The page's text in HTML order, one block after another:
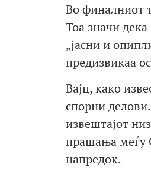
Во финалниот
Тоа значи
„јасни и
предизвикаа
Вајц, како
спорни
извештајот
прашања меѓу
напредок.